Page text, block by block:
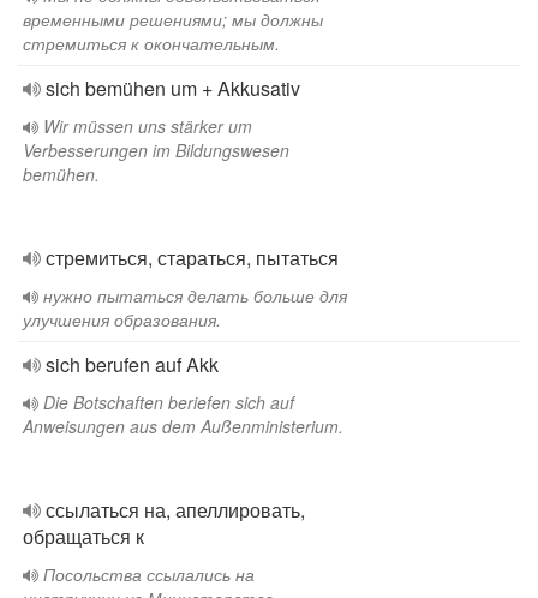
временными решениями; мы должны
стремиться к окончательным.
sich bemühen um + Akkusativ
Wir müssen uns stärker um
Verbesserungen im Bildungswesen
bemühen.
стремиться, стараться, пытаться
нужно пытаться делать больше для
улучшения образования.
sich berufen auf Akk
Die Botschaften beriefen sich auf
Anweisungen aus dem Außenministerium.
ссылаться на, апеллировать,
обращаться к
Посольства ссылались на